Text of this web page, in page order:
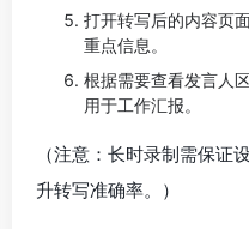
打开转写后的内容页
重点信息。
根据需要查看发言人
用于工作汇报。
（注意：长时录制需保证
升转写准确率。）